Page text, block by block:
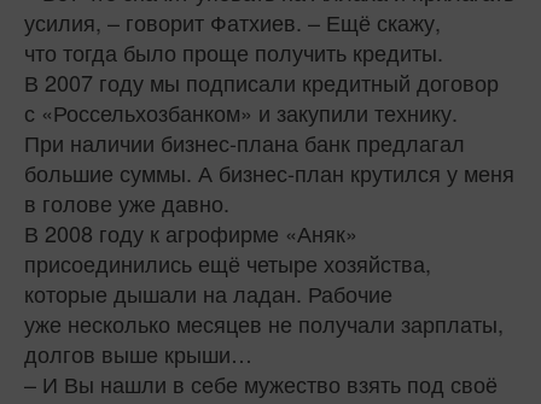
усилия, – говорит Фатхиев. – Ещё скажу,
что тогда было проще получить кредиты.
В 2007 году мы подписали кредитный договор
с «Россельхозбанком» и закупили технику.
При наличии бизнес-плана банк предлагал
большие суммы. А бизнес-план крутился у меня
в голове уже давно.
В 2008 году к агрофирме «Аняк»
присоединились ещё четыре хозяйства,
которые дышали на ладан. Рабочие
уже несколько месяцев не получали зарплаты,
долгов выше крыши…
– И Вы нашли в себе мужество взять под своё